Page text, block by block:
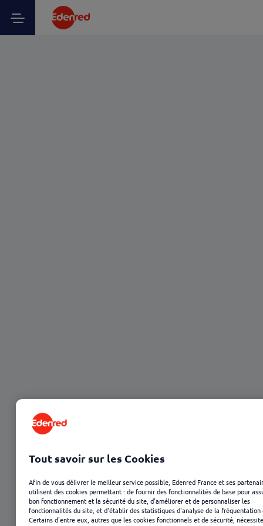
Tout savoir sur les Cookies
Afin de vous délivrer le meilleur service possible, Edenred France et ses
utilisent des cookies permettant : de fournir des fonctionnalités de base pour
bon fonctionnement et la sécurité du site, d'améliorer et de personnaliser les
fonctionnalités du site, et d'établir des statistiques d'analyse de la fréquentation
Certains d'entre eux, autres que les cookies fonctionnels et de sécurité,